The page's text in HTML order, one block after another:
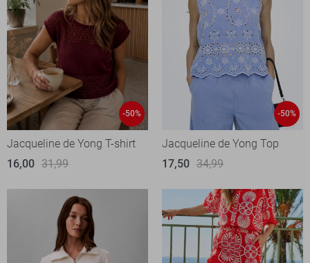
-50%
Jacqueline de Yong T-shirt
16,00 31,99
-50%
Jacqueline de Yong Top
17,50 34,99